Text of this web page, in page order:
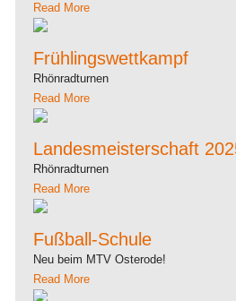
Read More
Frühlingswettkampf
Rhönradturnen
Read More
Landesmeisterschaft
Rhönradturnen
Read More
Fußball-Schule
Neu beim MTV Osterode!
Read More